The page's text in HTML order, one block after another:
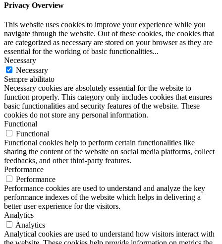
Privacy Overview
This website uses cookies to improve your experience while you
navigate through the website. Out of these cookies, the cookies that
are categorized as necessary are stored on your browser as they are
essential for the working of basic functionalities...
Necessary
Necessary
Sempre abilitato
Necessary cookies are absolutely essential for the website to
function properly. This category only includes cookies that ensures
basic functionalities and security features of the website. These
cookies do not store any personal information.
Functional
Functional
Functional cookies help to perform certain functionalities like
sharing the content of the website on social media platforms, collect
feedbacks, and other third-party features.
Performance
Performance
Performance cookies are used to understand and analyze the key
performance indexes of the website which helps in delivering a
better user experience for the visitors.
Analytics
Analytics
Analytical cookies are used to understand how visitors interact with